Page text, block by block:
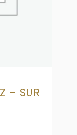
– SUR